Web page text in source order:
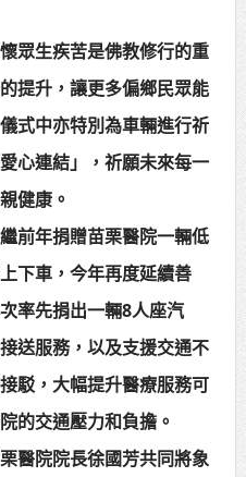
眾生疾苦是佛教修行的重
提升，讓更多偏鄉民眾能
式中亦特別為車輛進行祈
心連結」，祈願未來每一
健康。
前年捐贈苗栗醫院一輛低
下車，今年再度延續善
率先捐出一輛8人座汽
送服務，以及支援交通不
駁，大幅提升醫療服務可
的交通壓力和負擔。
醫院院長徐國芳共同將象